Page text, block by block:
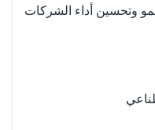
وتحسين أداء الشركات